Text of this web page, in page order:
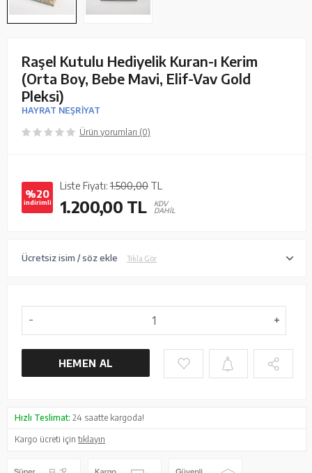
Raşel Kutulu Hediyelik Kuran-ı Kerim
(Orta Boy, Bebe Mavi, Elif-Vav Gold
Pleksi)
HAYRAT NEŞRİYAT
Ürün yorumları (0)
%20
indirimli
Liste Fiyatı: 1.500,00 TL
1.200,00 TL
KDV
DAHİL
Ücretsiz isim / söz ekle Tıkla Gör
HEMEN AL
Hızlı Teslimat: 24 saatte kargoda!
Kargo ücreti içintıklayın